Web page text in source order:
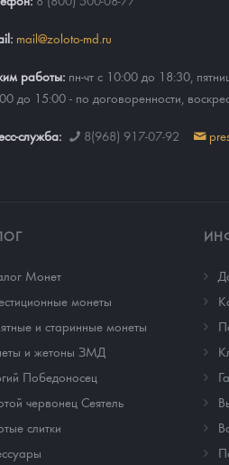
mail@zoloto-md.ru
работы: пн-чт с 10:00 до 18:30,
до 15:00 - по договоренности,
служба: 8(968) 917-07-92
Монет
монеты
и старинные монеты
и жетоны ЗМД
Победоносец
червонец Сеятель
слитки